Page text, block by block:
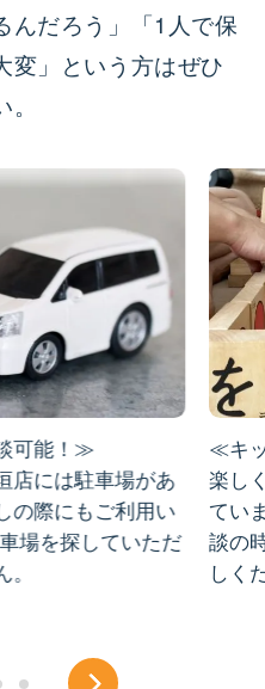
んだろう」「1人で保
変」という方はぜひ
可能！≫
店には駐車場があ
の際にもご利用い
場を探していただ
≪キ
楽し
てい
談の
しく